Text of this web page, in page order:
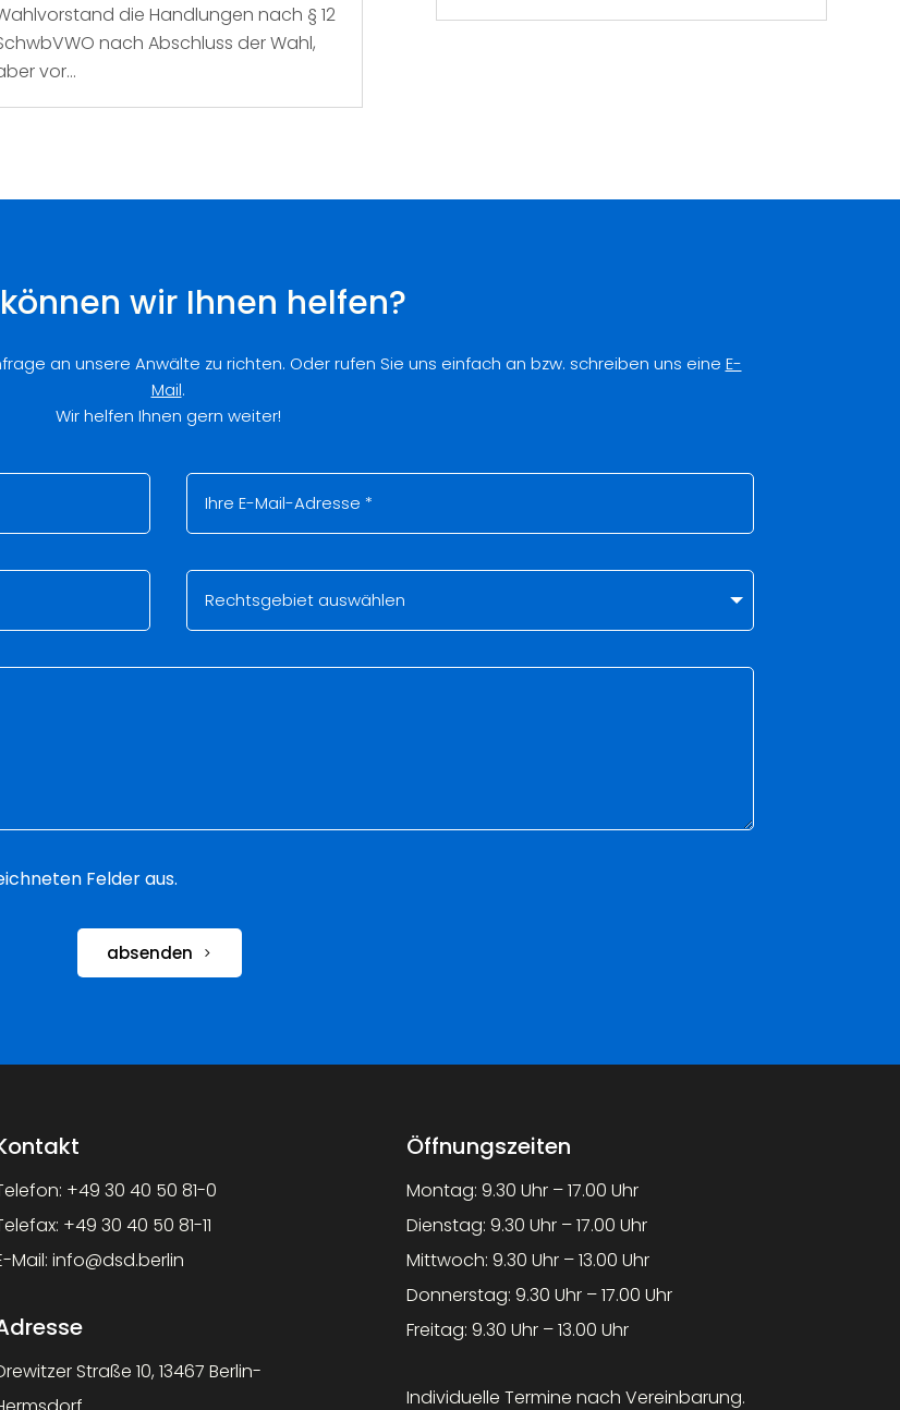
die Handlungen nach § 12
nach Abschluss der Wahl,
vor...
wir Ihnen helfen?
an unsere Anwälte zu richten. Oder rufen Sie uns einfach an bzw. schreiben uns eine E-
Mail.
Wir helfen Ihnen gern weiter!
Felder aus.
absenden
+49 30 40 50 81-0
+49 30 40 50 81-11
Mail: info@dsd.berlin
Straße 10, 13467 Berlin-
Öffnungszeiten
Montag: 9.30 Uhr – 17.00 Uhr
Dienstag: 9.30 Uhr – 17.00 Uhr
Mittwoch: 9.30 Uhr – 13.00 Uhr
Donnerstag: 9.30 Uhr – 17.00 Uhr
Freitag: 9.30 Uhr – 13.00 Uhr
Individuelle Termine nach Vereinbarung.